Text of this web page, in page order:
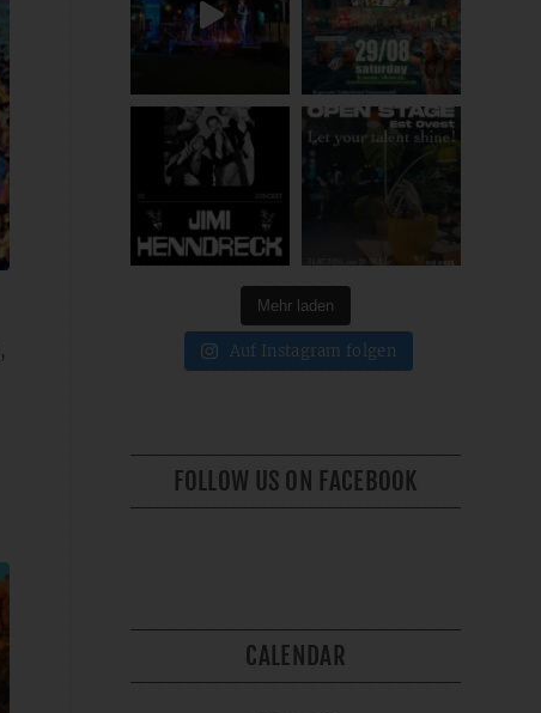
,
Mehr laden
Auf Instagram folgen
FOLLOW US ON FACEBOOK
CALENDAR